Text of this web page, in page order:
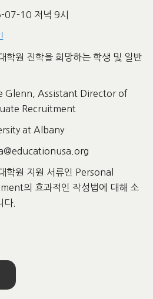
07-10 저녁 9시
학원 진학을 희망하는 학생 및 일반
Glenn, Assistant Director of
Recruitment
at Albany
학원 지원 서류인 Personal
의 효과적인 작성법에 대해 소
다.